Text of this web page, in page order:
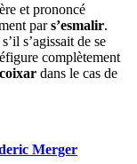
et prononcé
pars’esmalir.
s’agissait de se
complètement
coixar dans le cas de
Merger